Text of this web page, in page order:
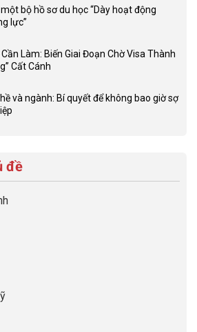
bộ hồ sơ du học “Dày hoạt động
lực”
Làm: Biến Giai Đoạn Chờ Visa Thành
Cất Cánh
và ngành: Bí quyết để không bao giờ sợ
đề